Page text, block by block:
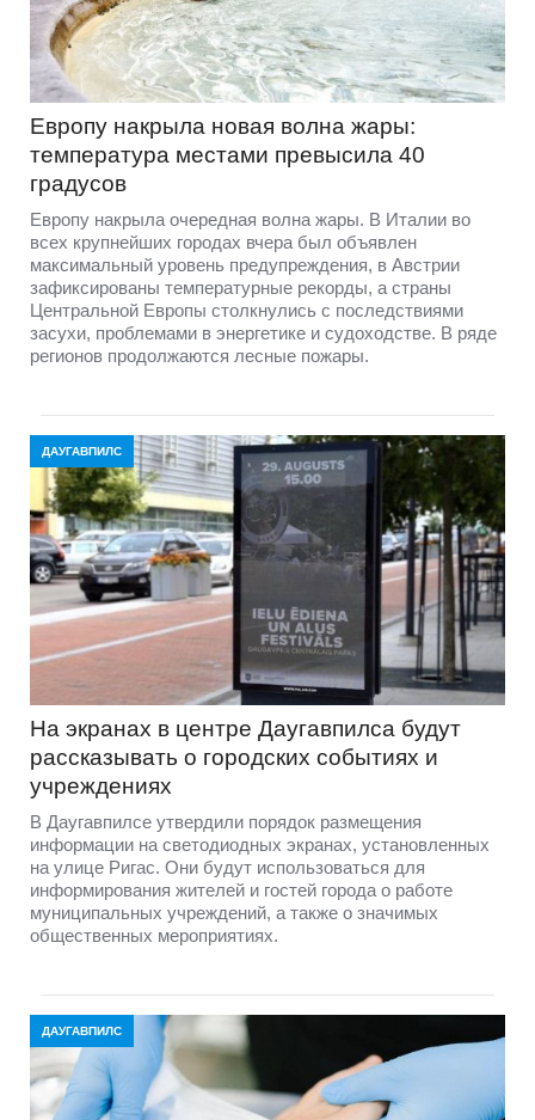
Европу накрыла новая волна жары:
температура местами превысила 40
градусов
Европу накрыла очередная волна жары. В Италии во
всех крупнейших городах вчера был объявлен
максимальный уровень предупреждения, в Австрии
зафиксированы температурные рекорды, а страны
Центральной Европы столкнулись с последствиями
засухи, проблемами в энергетике и судоходстве. В ряде
регионов продолжаются лесные пожары.
ДАУГАВПИЛС
На экранах в центре Даугавпилса будут
рассказывать о городских событиях и
учреждениях
В Даугавпилсе утвердили порядок размещения
информации на светодиодных экранах, установленных
на улице Ригас. Они будут использоваться для
информирования жителей и гостей города о работе
муниципальных учреждений, а также о значимых
общественных мероприятиях.
ДАУГАВПИЛС